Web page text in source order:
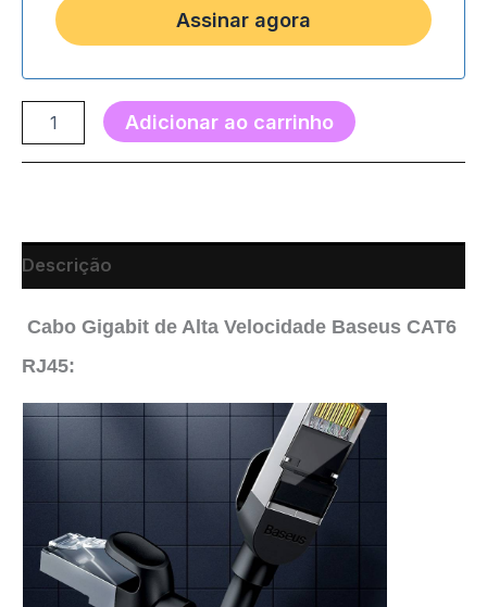
Adicionar ao carrinho
Descrição
Cabo Gigabit de Alta Velocidade Baseus CAT6
RJ45: